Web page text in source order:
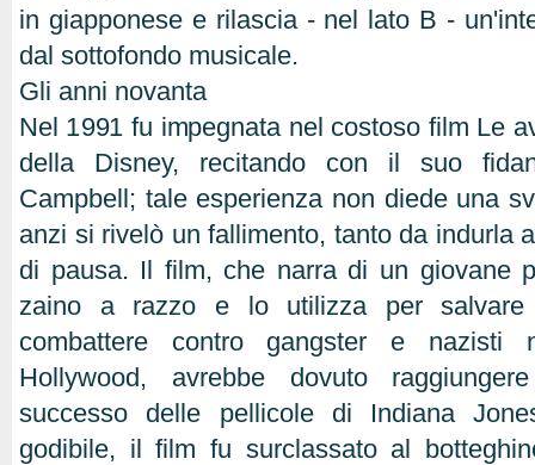
in giapponese e rilascia - nel lato B -
dal sottofondo musicale.
Gli anni novanta
Nel 1991 fu impegnata nel costoso film Le
della Disney, recitando con il suo
Campbell; tale esperienza non diede una
anzi si rivelò un fallimento, tanto da indurla
di pausa. Il film, che narra di un giovane
zaino a razzo e lo utilizza per
combattere contro gangster e
Hollywood, avrebbe dovuto
successo delle pellicole di Indiana
godibile, il film fu surclassato al